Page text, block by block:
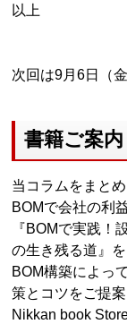
以上
次回は9月6日（
書籍ご案内
当コラムをまと
BOMで会社の利
『BOMで実践
の生き残る道』
BOM構築によっ
策とコツをご提案
Nikkan book